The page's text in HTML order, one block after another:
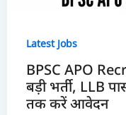
Latest Jobs
BPSC APO
बड़ी भर्ती, LLB
तक करें आवेदन